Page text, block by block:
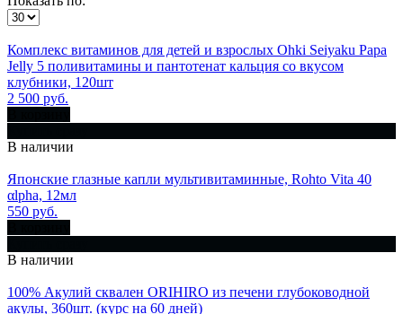
Комплекс витаминов для детей и взрослых Ohki Seiyaku Papa
Jelly 5 поливитамины и пантотенат кальция со вкусом
клубники, 120шт
2 500 руб.
В наличии
Японские глазные капли мультивитаминные, Rohto Vita 40
αlpha, 12мл
550 руб.
В наличии
100% Акулий сквален ORIHIRO из печени глубоководной
акулы, 360шт. (курс на 60 дней)